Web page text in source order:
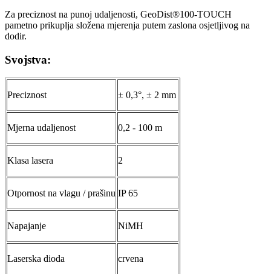
Za preciznost na punoj udaljenosti, GeoDist®100-TOUCH
pametno prikuplja složena mjerenja putem zaslona osjetljivog na
dodir.
Svojstva:
Preciznost ± 0,3°, ± 2 mm
Mjerna udaljenost 0,2 - 100 m
Klasa lasera 2
Otpornost na vlagu / prašinu IP 65
Napajanje NiMH
Laserska dioda crvena